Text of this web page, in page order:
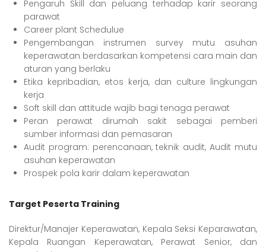
Pengaruh Skill dan peluang terhadap karir seorang
parawat
Career plant Schedulue
Pengembangan instrumen survey mutu asuhan
keperawatan berdasarkan kompetensi cara main dan
aturan yang berlaku
Etika kepribadian, etos kerja, dan culture lingkungan
kerja
Soft skill dan attitude wajib bagi tenaga perawat
Peran perawat dirumah sakit sebagai pemberi
sumber informasi dan pemasaran
Audit program: perencanaan, teknik audit, Audit mutu
asuhan keperawatan
Prospek pola karir dalam keperawatan
Target Peserta Training
Direktur/Manajer Keperawatan, Kepala Seksi Keparawatan,
Kepala Ruangan Keperawatan, Perawat Senior, dan